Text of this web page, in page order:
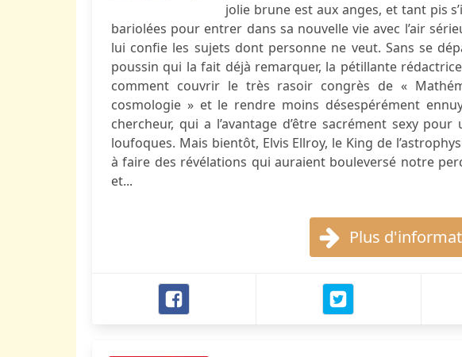
jolie brune est aux anges, et tant pis
bariolées pour entrer dans sa nouvelle vie avec l’air
lui confie les sujets dont personne ne veut. Sans se
poussin qui la fait déjà remarquer, la pétillante
comment couvrir le très rasoir congrès de «
cosmologie » et le rendre moins désespérément
chercheur, qui a l’avantage d’être sacrément sexy
loufoques. Mais bientôt, Elvis Ellroy, le King de
à faire des révélations qui auraient bouleversé notre
et...
Plus